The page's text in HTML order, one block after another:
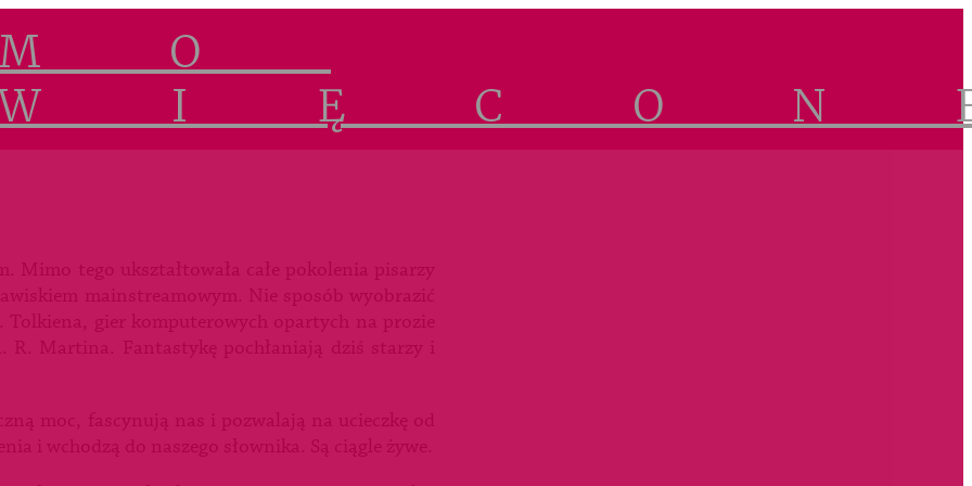
Mimo tego ukształtowała całe pokolenia pisarzy
mainstreamowym. Nie sposób wyobrazić
Tolkiena, gier komputerowych opartych na prozie
R. Martina. Fantastykę pochłaniają dziś starzy i
moc, fascynują nas i pozwalają na ucieczkę od
i wchodzą do naszego słownika. Są ciągle żywe.